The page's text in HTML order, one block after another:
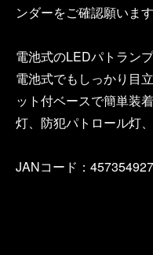
ンダーをご確認願いま
電池式のLEDパトラン
電池式でもしっかり目
ット付ベースで簡単装
灯、防犯パトロール灯
JANコード：